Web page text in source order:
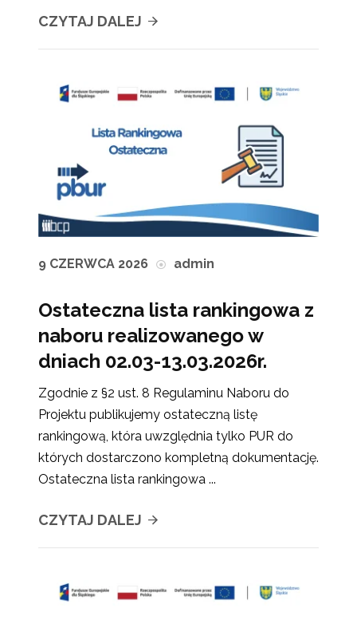
CZYTAJ DALEJ
9 CZERWCA 2026 admin
Ostateczna lista rankingowa z
naboru realizowanego w
dniach 02.03-13.03.2026r.
Zgodnie z §2 ust. 8 Regulaminu Naboru do
Projektu publikujemy ostateczną listę
rankingową, która uwzględnia tylko PUR do
których dostarczono kompletną dokumentację.
Ostateczna lista rankingowa ...
CZYTAJ DALEJ